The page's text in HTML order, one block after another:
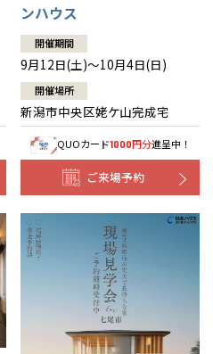
ンハウス
開催期間
9月12日(土)～10月4日(日)
開催場所
新潟市中央区姥ケ山完成宅
QUOカード1000円分進呈中！
ご来場予約